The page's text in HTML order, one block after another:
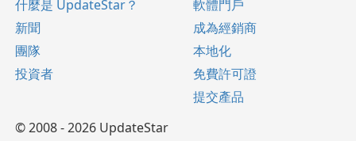
什麼是 UpdateStar？
新聞
團隊
投資者
軟體門戶
成為經銷商
本地化
免費許可證
提交產品
© 2008 - 2026 UpdateStar